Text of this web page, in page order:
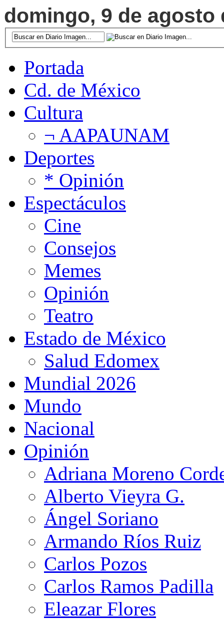
domingo, 9 de agosto
Portada
Cd. de México
Cultura
¬ AAPAUNAM
Deportes
* Opinión
Espectáculos
Cine
Consejos
Memes
Opinión
Teatro
Estado de México
Salud Edomex
Mundial 2026
Mundo
Nacional
Opinión
Adriana Moreno
Alberto Vieyra G.
Ángel Soriano
Armando Ríos Ruiz
Carlos Pozos
Carlos Ramos Padilla
Eleazar Flores